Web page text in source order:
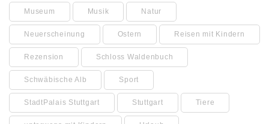
Museum Musik Natur
Neuerscheinung Ostern Reisen mit Kindern
Rezension Schloss Waldenbuch
Schwäbische Alb Sport
StadtPalais Stuttgart Stuttgart Tiere